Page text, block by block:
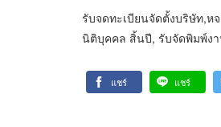
รับจดทะเบียนจัดตั้งบริษัท,
นิติบุคคล สิ้นปี, รับจัดพิมพ์งา
แชร์ แชร์